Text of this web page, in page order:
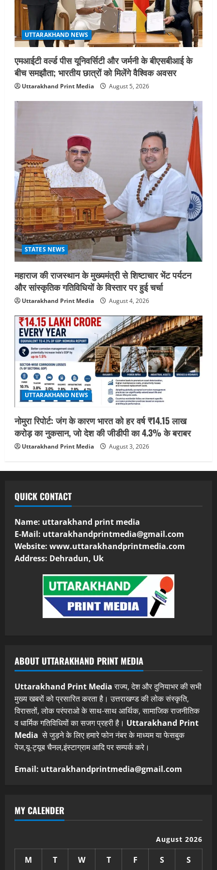
August 2, 2026
UTTARAKHAND NEWS
एमआईटी वर्ल्ड पीस यूनिवर्सिटी और जर्मनी के बीएसबीआई के
बीच समझौता; भारतीय छात्रों को मिलेंगे वैश्विक अवसर
Uttarakhand Print Media August 5, 2026
STATES NEWS
महाराज की राजस्थान के मुख्यमंत्री से शिष्टाचार भेंट पर्यटन
और सांस्कृतिक गतिविधियों के विस्तार पर हुई चर्चा
Uttarakhand Print Media August 4, 2026
UTTARAKHAND NEWS
नोमुरा रिपोर्ट: जंग के कारण भारत को हर वर्ष ₹14.15 लाख
करोड़ का नुकसान, जो देश की जीडीपी का 4.3% के बराबर
Uttarakhand Print Media August 3, 2026
QUICK CONTACT
Name: uttarakhand print media
E-Mail: uttarakhandprintmedia@gmail.com
Website: www.uttarakhandprintmedia.com
Address: Dehradun, Uk
ABOUT UTTARAKHAND PRINT MEDIA
Uttarakhand Print Mediaराज्य, देश और दुनियाभर की सभी
मुख्य खबरों को प्रसारित करता है। उत्तराखण्ड की लोक संस्कृति,
विरासतों, लोक परंपराओ के साथ-साथ आर्थिक, सामाजिक राजनीतिक
व धार्मिक गतिविधियों का सजग प्रहरी है। Uttarakhand Print
Media से जुड़ने के लिए हमारे फोन नंबर के माध्यम या फेसबुक
पेज,यू-ट्यूब चैनल,इंस्टाग्राम आदि पर सम्पर्क करे।
Email: uttarakhandprintmedia@gmail.com
MY CALENDER
August 2026
M T W T F S S